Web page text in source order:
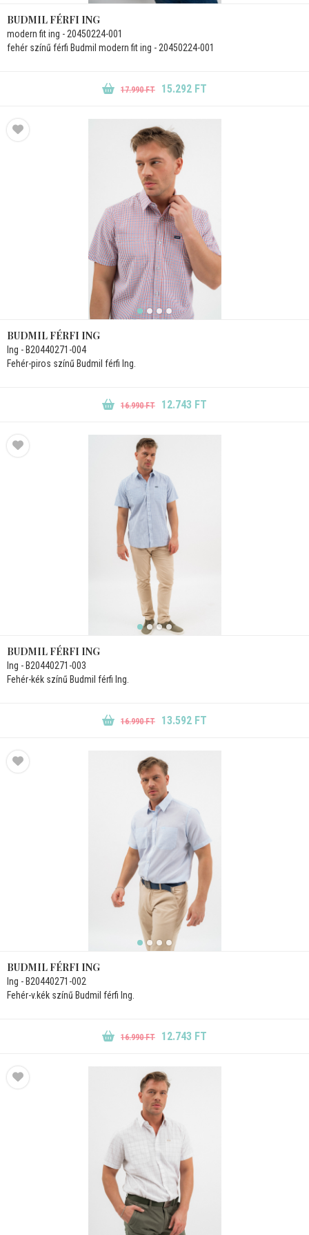
BUDMIL FÉRFI ING
modern fit ing - 20450224-001
fehér színű férfi Budmil modern fit ing - 20450224-001
17.990 FT 15.292 FT
BUDMIL FÉRFI ING
Ing - B20440271-004
Fehér-piros színű Budmil férfi Ing.
16.990 FT 12.743 FT
BUDMIL FÉRFI ING
Ing - B20440271-003
Fehér-kék színű Budmil férfi Ing.
16.990 FT 13.592 FT
BUDMIL FÉRFI ING
Ing - B20440271-002
Fehér-v.kék színű Budmil férfi Ing.
16.990 FT 12.743 FT